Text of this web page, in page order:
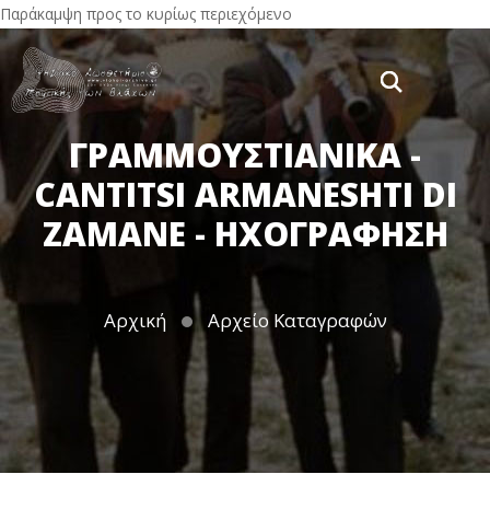
Παράκαμψη προς το κυρίως περιεχόμενο
ΓΡΑΜΜΟΥΣΤΙΑΝΙΚΑ -
CANTITSI ARMANESHTI DI
ZAMANE - ΗΧΟΓΡΆΦΗΣΗ
Αρχική Αρχείο Καταγραφών